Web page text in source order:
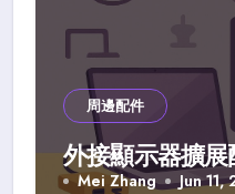
周邊配件
外接顯示器擴
Mei Zhang Jun 11,